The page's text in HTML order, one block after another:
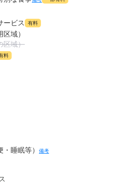
ービス 有料
域）
区域）
料
睡眠等）
備考